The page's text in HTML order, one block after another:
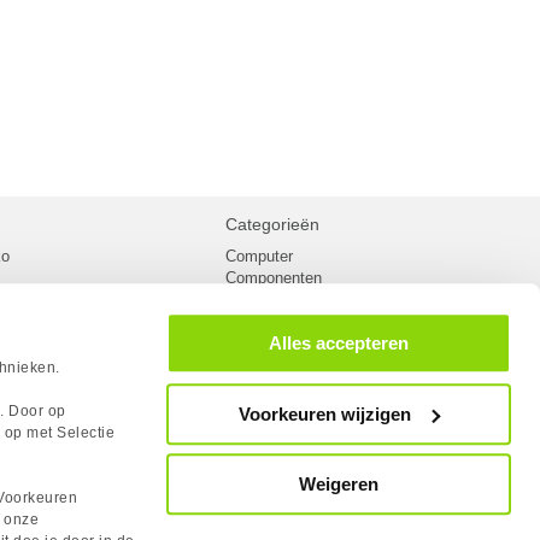
Door op
met Selectie
Alles accepteren
Voorkeuren wijzigen
Weigeren
Case Badge
Categorieën
Computer
Componenten
Kabels
Netwerk
Gaming laptops
PC Systemen
Megekko fanshop